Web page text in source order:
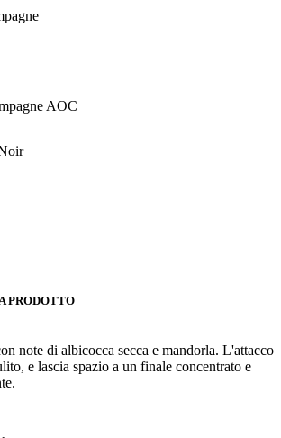
AOC
PRODOTTO
note di albicocca secca e mandorla. L'attacco
e lascia spazio a un finale concentrato e